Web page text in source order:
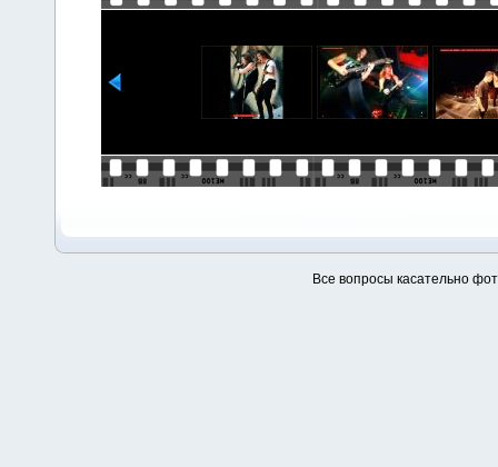
Все вопросы касательно